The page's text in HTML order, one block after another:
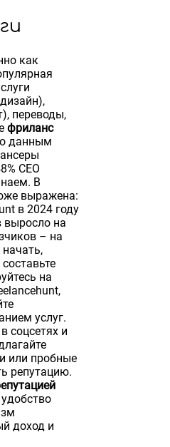
как
переводы,
фриланс
данным
СЕО
В
выражена:
в 2024 году
выросло на
– на
на
услуг.
соцсетях и
или пробные
репутацию.
доход и